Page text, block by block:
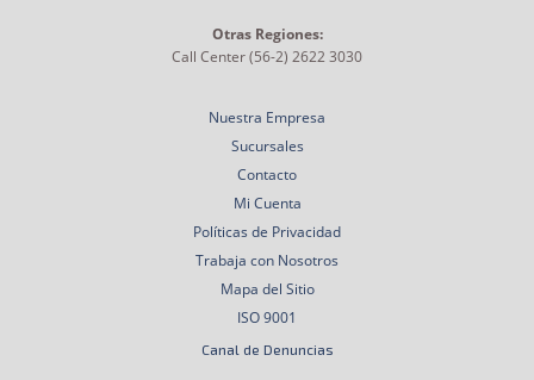
Otras Regiones:
Call Center (56-2) 2622 3030
Nuestra Empresa
Sucursales
Contacto
Mi Cuenta
Políticas de Privacidad
Trabaja con Nosotros
Mapa del Sitio
ISO 9001
Canal de Denuncias